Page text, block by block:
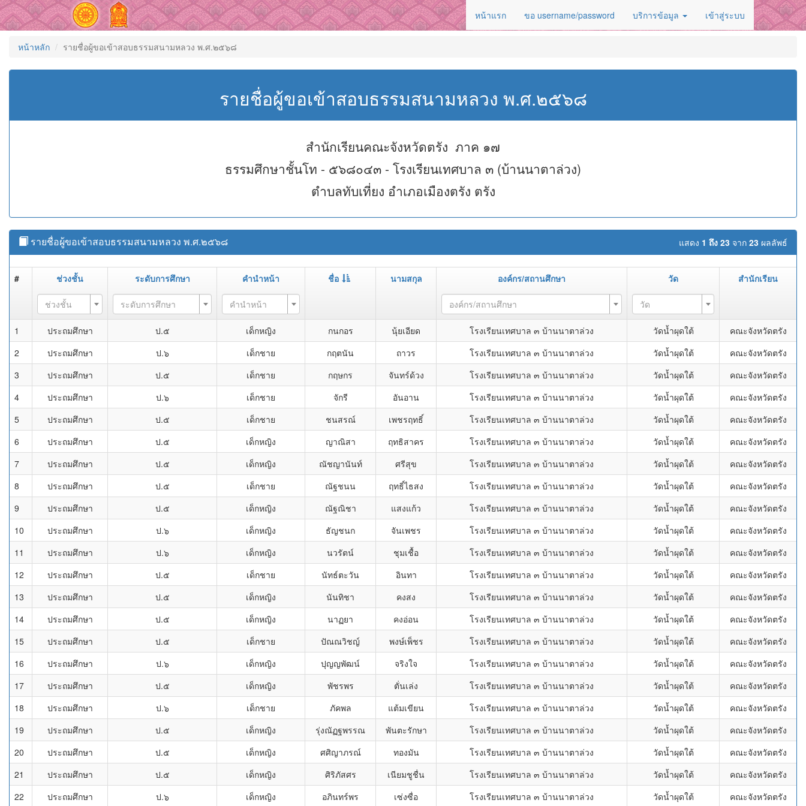
หน้าแรก ขอ username/password บริการข้อมูล เข้าสู่ระบบ
หน้าหลัก รายชื่อผู้ขอเข้าสอบธรรมสนามหลวง พ.ศ.๒๕๖๘
รายชื่อผู้ขอเข้าสอบธรรมสนามหลวง พ.ศ.๒๕๖๘
สำนักเรียนคณะจังหวัดตรัง ภาค ๑๗
ธรรมศึกษาชั้นโท - ๕๖๘๐๔๓ - โรงเรียนเทศบาล ๓ (บ้านนาตาล่วง)
ตำบลทับเที่ยง อำเภอเมืองตรัง ตรัง
แสดง 1 ถึง 23 จาก 23 ผลลัพธ์
รายชื่อผู้ขอเข้าสอบธรรมสนามหลวง พ.ศ.๒๕๖๘
# ช่วงชั้น ระดับการศึกษา คำนำหน้า ชื่อ นามสกุล องค์กร/สถานศึกษา วัด สำนักเรียน
ช่วงชั้น ระดับการศึกษา คำนำหน้า องค์กร/สถานศึกษา วัด
1 ประถมศึกษา ป.๕ เด็กหญิง กนกอร นุ้ยเอียด โรงเรียนเทศบาล ๓ บ้านนาตาล่วง วัดน้ำผุดใต้
คณะจังหวัดตรัง
2
ประถมศึกษา ป.๖ เด็กชาย กฤตนัน ถาวร โรงเรียนเทศบาล ๓ บ้านนาตาล่วง วัดน้ำผุดใต้
คณะจังหวัดตรัง
3
ประถมศึกษา ป.๕ เด็กชาย กฤษกร จันทร์ด้วง โรงเรียนเทศบาล ๓ บ้านนาตาล่วง วัดน้ำผุดใต้
คณะจังหวัดตรัง
4
ประถมศึกษา ป.๖ เด็กชาย จักรี อันอาน โรงเรียนเทศบาล ๓ บ้านนาตาล่วง วัดน้ำผุดใต้
คณะจังหวัดตรัง
5
ประถมศึกษา ป.๕ เด็กชาย ชนสรณ์ เพชรฤทธิ์ โรงเรียนเทศบาล ๓ บ้านนาตาล่วง วัดน้ำผุดใต้
คณะจังหวัดตรัง
6
ประถมศึกษา ป.๕ เด็กหญิง ญาณิสา ฤทธิสาคร โรงเรียนเทศบาล ๓ บ้านนาตาล่วง วัดน้ำผุดใต้
คณะจังหวัดตรัง
7
ประถมศึกษา ป.๕ เด็กหญิง ณัชญานันท์ ศรีสุข โรงเรียนเทศบาล ๓ บ้านนาตาล่วง วัดน้ำผุดใต้
คณะจังหวัดตรัง
8
ประถมศึกษา ป.๕ เด็กชาย ณัฐชนน ฤทธิ์ไธสง โรงเรียนเทศบาล ๓ บ้านนาตาล่วง วัดน้ำผุดใต้
คณะจังหวัดตรัง
9
ประถมศึกษา ป.๕ เด็กหญิง ณัฐณิชา แสงแก้ว โรงเรียนเทศบาล ๓ บ้านนาตาล่วง วัดน้ำผุดใต้
คณะจังหวัดตรัง
10
ประถมศึกษา ป.๖ เด็กหญิง ธัญชนก จันเพชร โรงเรียนเทศบาล ๓ บ้านนาตาล่วง วัดน้ำผุดใต้
คณะจังหวัดตรัง
11
ประถมศึกษา ป.๖ เด็กหญิง นวรัตน์ ชุมเชื้อ โรงเรียนเทศบาล ๓ บ้านนาตาล่วง วัดน้ำผุดใต้
คณะจังหวัดตรัง
12
ประถมศึกษา ป.๕ เด็กชาย นัทธ์ตะวัน อินทา โรงเรียนเทศบาล ๓ บ้านนาตาล่วง วัดน้ำผุดใต้
คณะจังหวัดตรัง
13
ประถมศึกษา ป.๕ เด็กหญิง นันทิชา คงสง โรงเรียนเทศบาล ๓ บ้านนาตาล่วง วัดน้ำผุดใต้
คณะจังหวัดตรัง
14
ประถมศึกษา ป.๕ เด็กหญิง นาฏยา คงอ่อน โรงเรียนเทศบาล ๓ บ้านนาตาล่วง วัดน้ำผุดใต้
คณะจังหวัดตรัง
15
ประถมศึกษา ป.๕ เด็กชาย ปัณณวิชญ์ พงษ์เพ็ชร โรงเรียนเทศบาล ๓ บ้านนาตาล่วง วัดน้ำผุดใต้
คณะจังหวัดตรัง
16
ประถมศึกษา ป.๖ เด็กหญิง ปุญญพัฒน์ จริงใจ โรงเรียนเทศบาล ๓ บ้านนาตาล่วง วัดน้ำผุดใต้
คณะจังหวัดตรัง
17
ประถมศึกษา ป.๕ เด็กหญิง พัชรพร ตั่นเล่ง โรงเรียนเทศบาล ๓ บ้านนาตาล่วง วัดน้ำผุดใต้
คณะจังหวัดตรัง
18
ประถมศึกษา ป.๖ เด็กชาย ภัคพล แต้มเขียน โรงเรียนเทศบาล ๓ บ้านนาตาล่วง วัดน้ำผุดใต้
คณะจังหวัดตรัง
19
ประถมศึกษา ป.๕ เด็กหญิง รุ่งณัฏฐพรรณ พันตะรักษา โรงเรียนเทศบาล ๓ บ้านนาตาล่วง วัดน้ำผุดใต้
คณะจังหวัดตรัง
20
ประถมศึกษา ป.๕ เด็กหญิง ศศิญาภรณ์ ทองมัน โรงเรียนเทศบาล ๓ บ้านนาตาล่วง วัดน้ำผุดใต้
คณะจังหวัดตรัง
21
ประถมศึกษา ป.๕ เด็กหญิง ศิริภัสศร เนียมชูชื่น โรงเรียนเทศบาล ๓ บ้านนาตาล่วง วัดน้ำผุดใต้
คณะจังหวัดตรัง
22
ประถมศึกษา ป.๖ เด็กหญิง อภินทร์พร เซ่งซื่อ โรงเรียนเทศบาล ๓ บ้านนาตาล่วง วัดน้ำผุดใต้ คณะจังหวัดตรัง